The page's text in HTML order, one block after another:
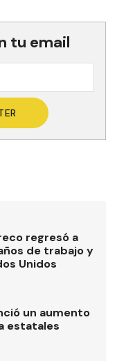
tu email
regresó a
de trabajo y
Unidos
un aumento
estatales